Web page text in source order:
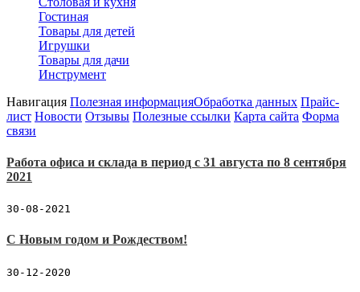
Гостиная
Товары для детей
Игрушки
Товары для дачи
Инструмент
Навигация Полезная информацияОбработка данных Прайс-
лист Новости Отзывы Полезные ссылки Карта сайта Форма
связи
Работа офиса и склада в период с 31 августа по 8 сентября
2021
30-08-2021
С Новым годом и Рождеством!
30-12-2020